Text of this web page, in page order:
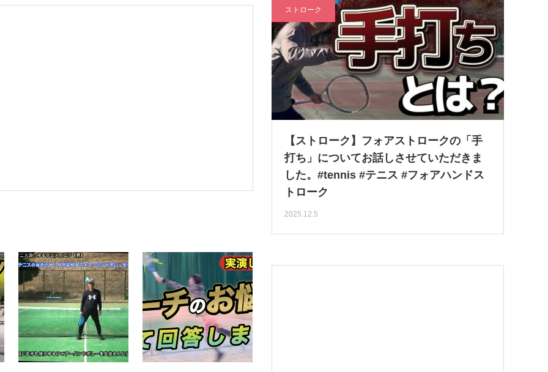
ストローク
【ストローク】フォアストロークの「手
打ち」についてお話しさせていただきま
した。#tennis #テニス #フォアハンドス
トローク
2025.12.5